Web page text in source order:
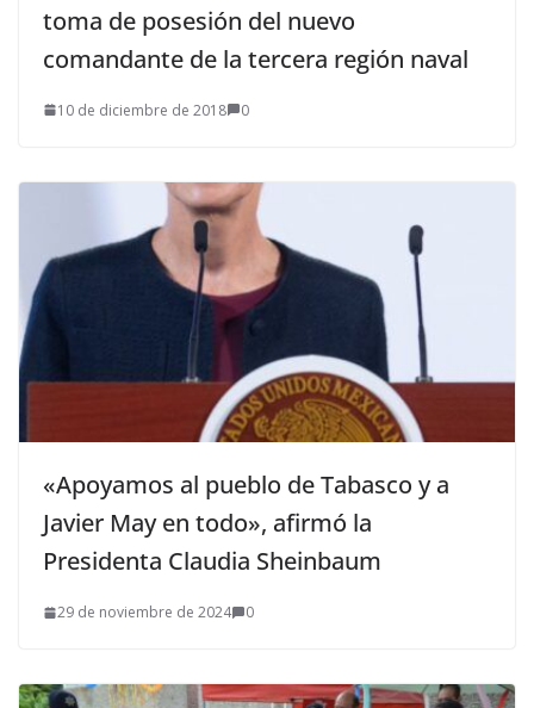
toma de posesión del nuevo
comandante de la tercera región naval
10 de diciembre de 2018 0
«Apoyamos al pueblo de Tabasco y a
Javier May en todo», afirmó la
Presidenta Claudia Sheinbaum
29 de noviembre de 2024 0